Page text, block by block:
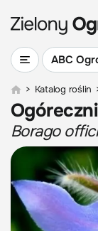
ABC
> Katalog roślin
Borago